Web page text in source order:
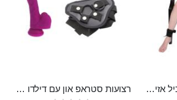
סט קשירות לכיסא המכיל אזיקים לידיים ,אזיקים לרגליים וכיסוי עיניים Egon רצועות סטראפ און עם דילדו 20 ס"מ "Lear"